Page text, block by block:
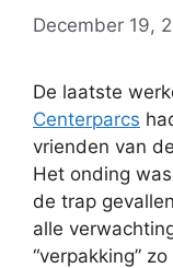
December 19,
De laatste
Centerparcs
vrienden van
Het onding
de trap
alle
“verpakking”